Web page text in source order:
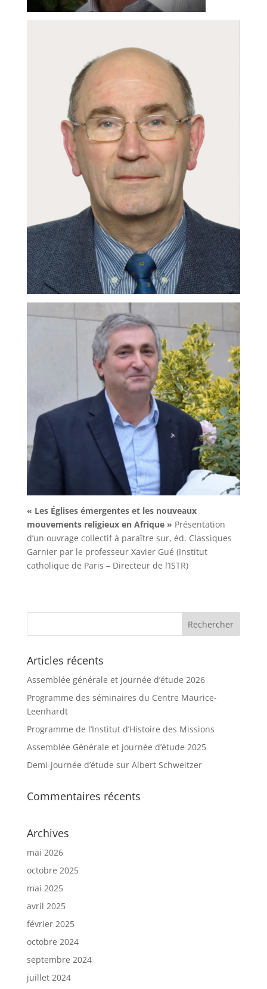
« Les Églises émergentes et les nouveaux
mouvements religieux en Afrique » Présentation
d’un ouvrage collectif à paraître sur, éd. Classiques
Garnier par le professeur Xavier Gué (Institut
catholique de Paris – Directeur de l’ISTR)
Articles récents
Assemblée générale et journée d’étude 2026
Programme des séminaires du Centre Maurice-
Leenhardt
Programme de l’Institut d’Histoire des Missions
Assemblée Générale et journée d’étude 2025
Demi-journée d’étude sur Albert Schweitzer
Commentaires récents
Archives
mai 2026
octobre 2025
mai 2025
avril 2025
février 2025
octobre 2024
septembre 2024
juillet 2024